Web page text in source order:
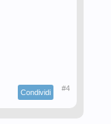
Condividi #4